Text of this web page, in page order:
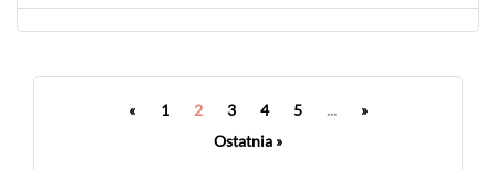
« 1 2 3 4 5 ...
»
Ostatnia »